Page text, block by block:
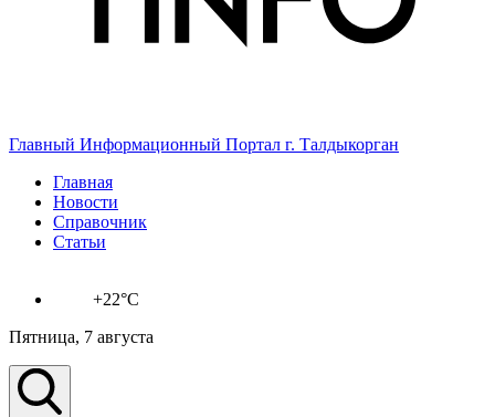
Главный Информационный Портал г. Талдыкорган
Главная
Новости
Справочник
Статьи
+22°C
Пятница, 7 августа